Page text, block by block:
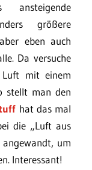
ansteigende
größere
eben auch
Da versuche
Luft mit einem
stellt man den
hat das mal
die „Luft aus
angewandt, um
Interessant!